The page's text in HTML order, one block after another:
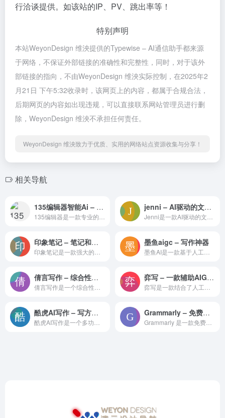
行洽谈提供。如该站的IP、PV、跳出率等！
特别声明
本站WeyonDesign 维泱提供的Typewise – AI通信助手都来源
于网络，不保证外部链接的准确性和完整性，同时，对于该外
部链接的指向，不由WeyonDesign 维泱实际控制，在2025年2
月21日 下午5:32收录时，该网页上的内容，都属于合规合法，
后期网页的内容如出现违规，可以直接联系网站管理员进行删
除，WeyonDesign 维泱不承担任何责任。
WeyonDesign 维泱致力于优质、实用的网络站点资源收集与分享！
相关导航
135编辑器智能Ai – 文案Ai一键生成工具 jenni – AI驱动的文本编辑器
印象笔记 – 笔记和任务管理应用程序 墨鱼aigc – 写作神器
倩言写作 – 综合性的AI写作辅助平台 弈写 – 一款辅助AIGC写作产品
酷虎AI写作 – 写方案、写汇报、写论文，写作好助手 Grammarly – 免费的AI写作辅助工具